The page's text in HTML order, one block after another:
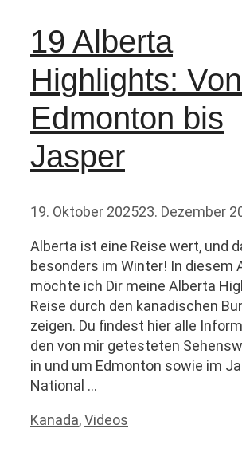
19 Alberta
Highlights: Von
Edmonton bis
Jasper
19. Oktober 202523. Dezember
Alberta ist eine Reise wert, und
besonders im Winter! In diesem
möchte ich Dir meine Alberta
Reise durch den kanadischen
zeigen. Du findest hier alle
den von mir getesteten
in und um Edmonton sowie im
National …
Kategorien
Kanada,Videos